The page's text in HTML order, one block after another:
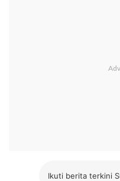
Ikuti berita terkini